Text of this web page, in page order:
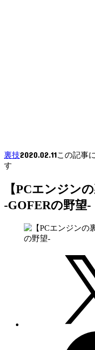
裏技2020.02.11この記事
す
【PCエンジン
-GOFERの野望-